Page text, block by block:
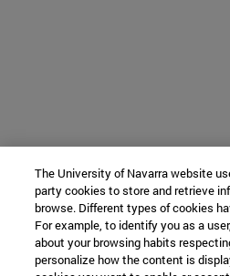
The University of Navarra website
party cookies to store and retrieve
browse. Different types of cookies
For example, to identify you as a
about your browsing habits
personalize how the content is